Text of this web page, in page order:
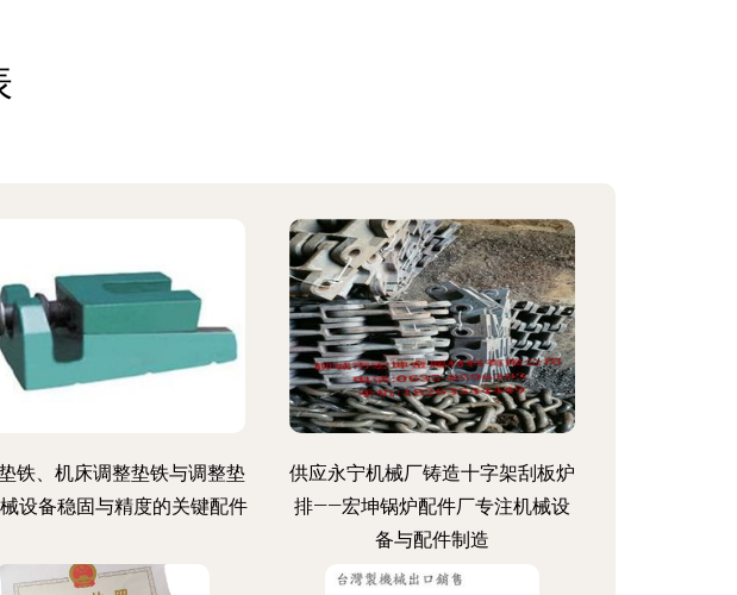
铁、机床调整垫铁与调整垫
设备稳固与精度的关键配件
供应永宁机械厂铸造十字架刮板炉
排——宏坤锅炉配件厂专注机械设
备与配件制造